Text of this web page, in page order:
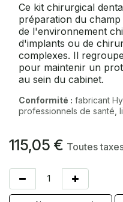
Ce kit chirurgical
préparation du
de l'environnement
d'implants ou de
complexes. Il
pour maintenir un
au sein du cabinet.
Conformité : fabricant
professionnels de santé,
115,05 € Toutes